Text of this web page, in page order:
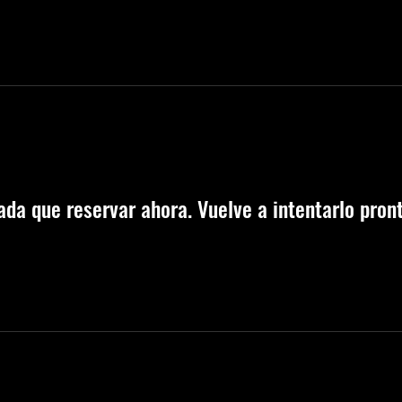
que reservar ahora. Vuelve a intentarlo